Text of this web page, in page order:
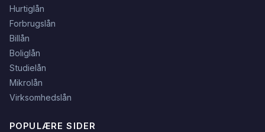
Hurtiglån
Forbrugslån
Billån
Boliglån
Studielån
Mikrolån
Virksomhedslån
POPULÆRE SIDER